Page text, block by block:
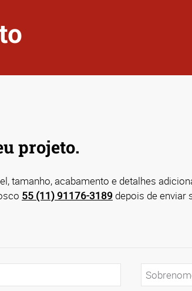
projeto.
tamanho, acabamento e detalhes
55 (11) 91176-3189 depois de enviar